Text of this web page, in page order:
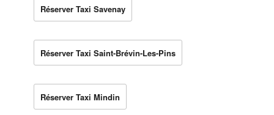
Réserver Taxi Savenay
Réserver Taxi Saint-Brévin-Les-Pins
Réserver Taxi Mindin